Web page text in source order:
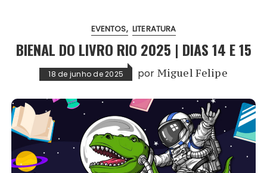
EVENTOS LITERATURA
BIENAL DO LIVRO RIO 2025 | DIAS 14 E 15
18 de junho de 2025 por Miguel Felipe